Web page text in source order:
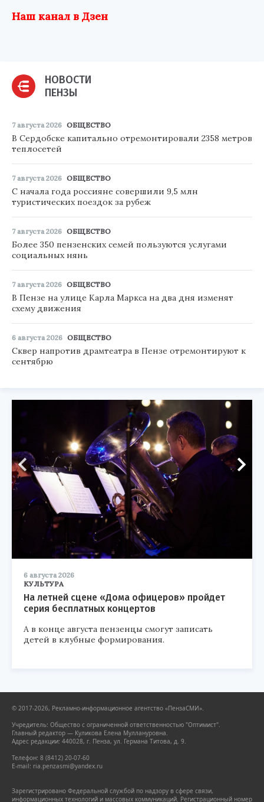
Наш канал в Дзен
НОВОСТИ
ПЕНЗЫ
7 августа 2026 ОБЩЕСТВО
В Сердобске капитально отремонтировали 2358 метров
теплосетей
7 августа 2026 ОБЩЕСТВО
С начала года россияне совершили 9,5 млн
туристических поездок за рубеж
7 августа 2026 ОБЩЕСТВО
Более 350 пензенских семей пользуются услугами
социальных нянь
7 августа 2026 ОБЩЕСТВО
В Пензе на улице Карла Маркса на два дня изменят
схему движения
6 августа 2026 ОБЩЕСТВО
Сквер напротив драмтеатра в Пензе отремонтируют к
сентябрю
6 августа 2026
КУЛЬТУРА
На летней сцене «Дома офицеров» пройдет
серия бесплатных концертов
А в конце августа пензенцы смогут записать
детей в клубные формирования.
© 2017-2026, Рекламно-информационное агентство «ПензаСМИ».
Учредитель: Общество с ограниченной ответственностью "Оптимист".
Главный редактор — Куликова Елена Муллануровна.
Адрес редакции: 440028, г. Пенза, ул. Германа Титова, д. 9.
Телефон: 8 (8412) 20-07-60
E-mail: ria.penzasmi@yandex.ru
Зарегистрировано Федеральной службой по надзору в сфере связи,
информационных технологий и массовых коммуникаций. Регистрационный номер